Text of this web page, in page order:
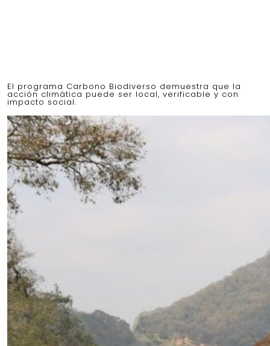
El programa Carbono Biodiverso demuestra que la
acción climática puede ser local, verificable y con
impacto social.